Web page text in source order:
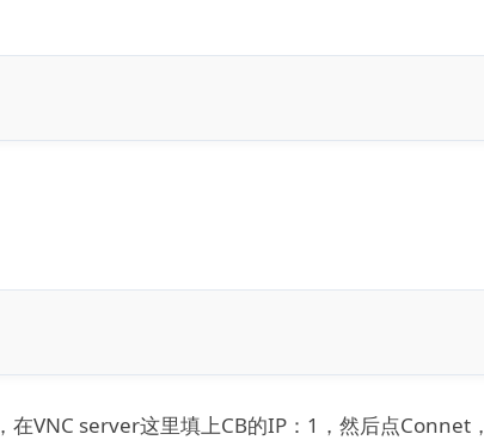
，在VNC server这里填上CB的IP：1，然后点Connet，